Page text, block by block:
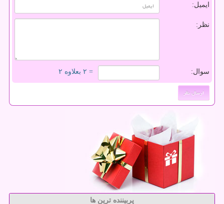
ایمیل:
نظر:
سوال: = ۲ بعلاوه ۲
پربیننده ترین ها